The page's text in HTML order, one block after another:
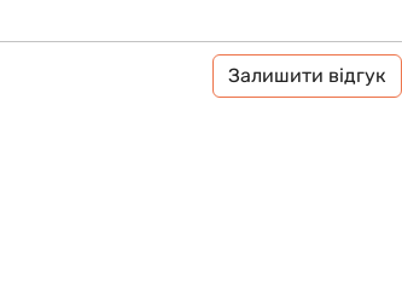
Залишити відгук